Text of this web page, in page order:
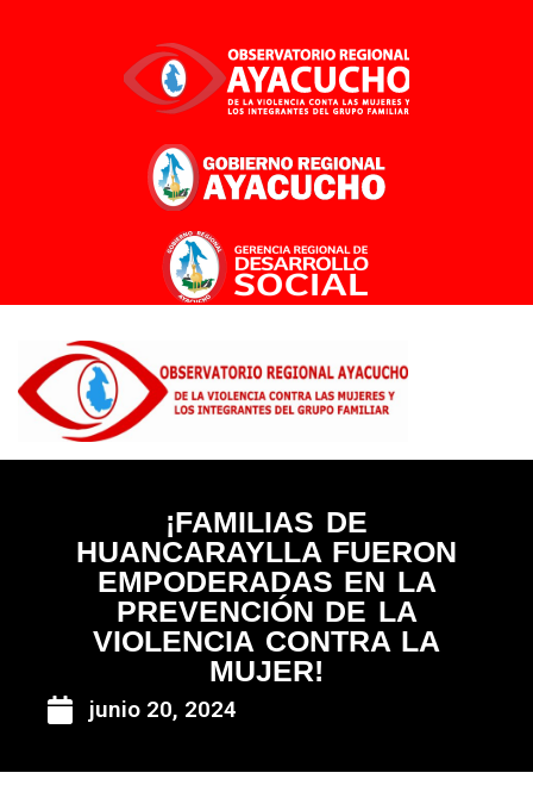
¡FAMILIAS DE
HUANCARAYLLA FUERON
EMPODERADAS EN LA
PREVENCIÓN DE LA
VIOLENCIA CONTRA LA
MUJER!
junio 20, 2024